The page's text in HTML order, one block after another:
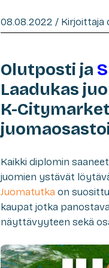
08.08.2022 /
Olutposti ja
Laadukas
K-
Kaikki diplomin
juomien ystävät
Juomatutka on
kaupat jotka
näyttävyyteen sekä